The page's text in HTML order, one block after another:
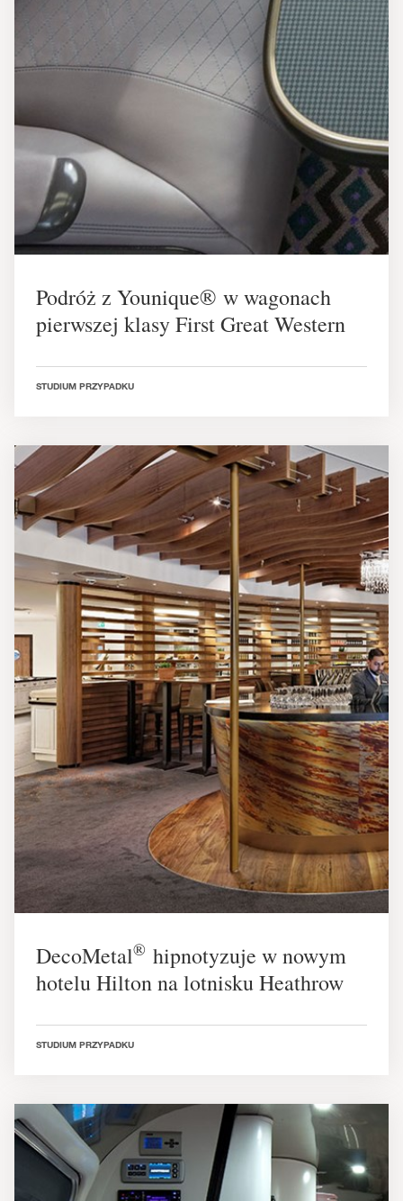
Podróż z Younique® w wagonach
pierwszej klasy First Great Western
STUDIUM PRZYPADKU
DecoMetal® hipnotyzuje w nowym
hotelu Hilton na lotnisku Heathrow
STUDIUM PRZYPADKU